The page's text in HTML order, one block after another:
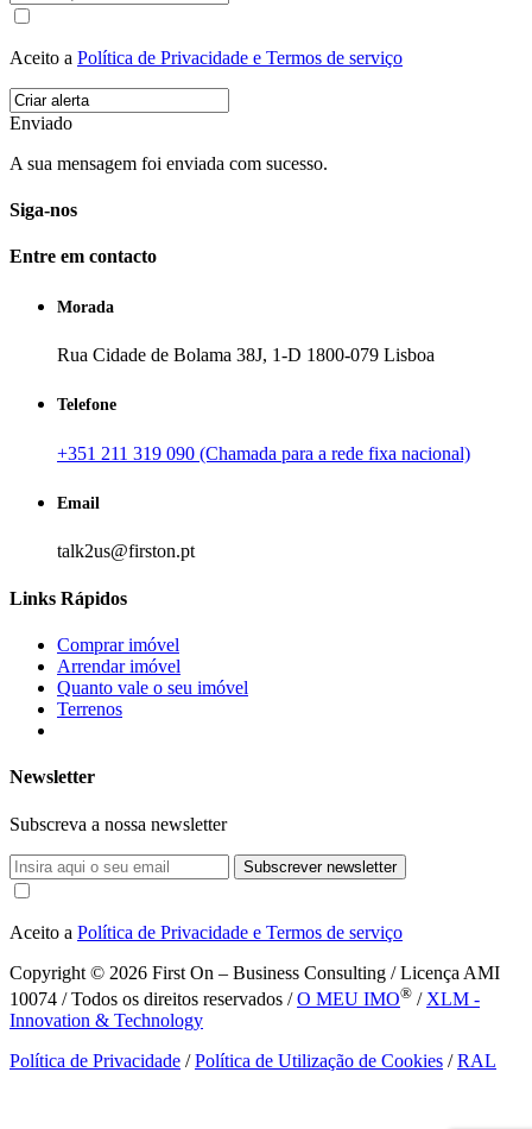
Aceito a Política de Privacidade e Termos de serviço
Enviado
A sua mensagem foi enviada com sucesso.
Siga-nos
Entre em contacto
Morada
Rua Cidade de Bolama 38J, 1-D 1800-079 Lisboa
Telefone
+351 211 319 090 (Chamada para a rede fixa nacional)
Email
talk2us@firston.pt
Links Rápidos
Comprar imóvel
Arrendar imóvel
Quanto vale o seu imóvel
Terrenos
Newsletter
Subscreva a nossa newsletter
Subscrever newsletter
Aceito a Política de Privacidade e Termos de serviço
Copyright © 2026 First On – Business Consulting / Licença AMI
10074 / Todos os direitos reservados /O MEU IMO® / XLM -
Innovation & Technology
Política de Privacidade /Política de Utilização de Cookies /RAL